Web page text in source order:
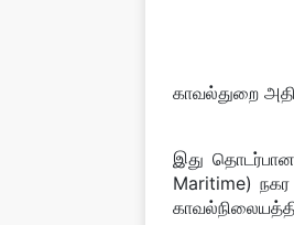
காவல்துறை
இது
Maritime)